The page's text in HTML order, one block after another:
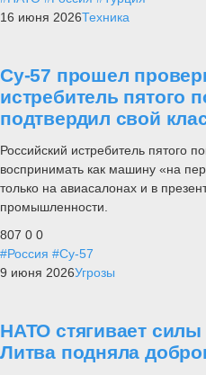
16 июня 2026Техника
Су-57 прошел
истребитель пятого
подтвердил свой
Российский истребитель пятого
воспринимать как машину «на
только на авиасалонах и в
промышленности.
807 0 0
#Россия #Су-57
9 июня 2026Угрозы
НАТО стягивает
Литва подняла